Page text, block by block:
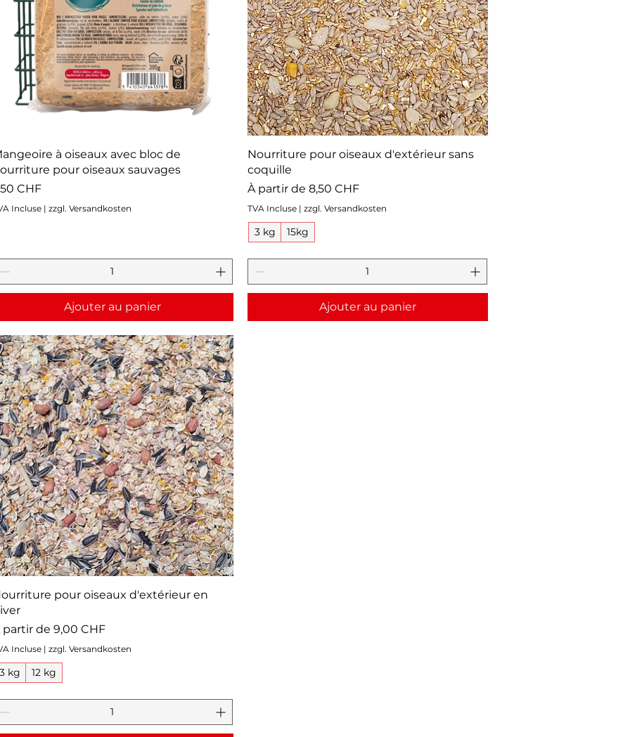
à oiseaux avec bloc de
pour oiseaux sauvages
CHF
Incluse |zzgl. Versandkosten
Ajouter au panier
Nourriture pour oiseaux d'extérieur sans
coquille
À partir de 8,50 CHF
Prix promotionnel
TVA Incluse| zzgl. Versandkosten
3 kg 15kg
Ajouter au panier
pour oiseaux d'extérieur en
partir de9,00 CHF
promotionnel
Incluse |zzgl. Versandkosten
3 kg 12 kg